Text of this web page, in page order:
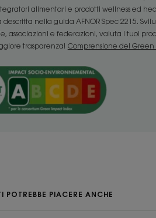
partire dai 3 anni.
idrata e rende i capelli
ammorbidire e proteggere i
di origine naturale
CONSISTENZA
Benefici della consistenza
alimentari e prodotti wellness ed
descritta nella guida AFNOR Spec 2215.
associazioni e federazioni, valuta i tuoi
trasparenza! Comprensione del
POTREBBE PIACERE ANCHE